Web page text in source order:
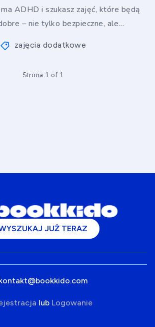
ADHD i szukasz zajęć, które będą
– nie tylko bezpieczne, ale…
zajęcia dodatkowe
Strona 1 of 1
JUŻ TERAZ
lub Logowanie